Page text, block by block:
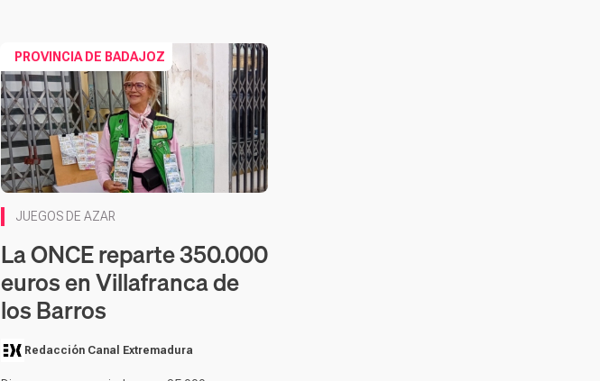
PROVINCIA DE BADAJOZ
JUEGOS DE AZAR
La ONCE reparte 350.000
euros en Villafranca de
los Barros
Redacción Canal Extremadura